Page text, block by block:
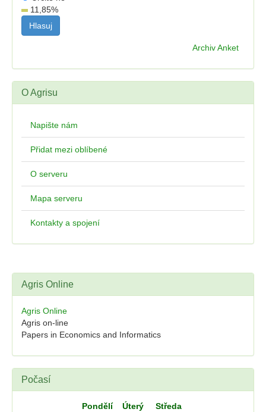
11,85%
Archiv Anket
O Agrisu
Napište nám
Přidat mezi oblíbené
O serveru
Mapa serveru
Kontakty a spojení
Agris Online
Agris Online
Agris on-line
Papers in Economics and Informatics
Počasí
Pondělí Úterý Středa